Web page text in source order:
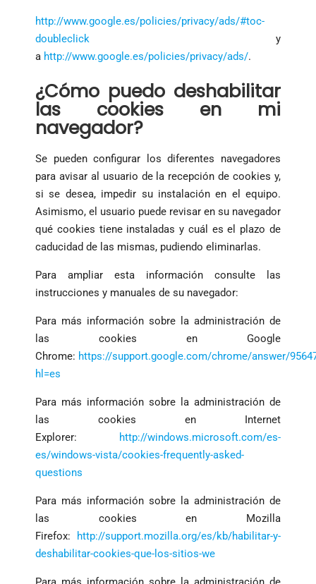
http://www.google.es/policies/privacy/ads/#toc-
doubleclick y
a http://www.google.es/policies/privacy/ads/.
¿Cómo puedo deshabilitar
las cookies en mi
navegador?
Se pueden configurar los diferentes navegadores
para avisar al usuario de la recepción de cookies y,
si se desea, impedir su instalación en el equipo.
Asimismo, el usuario puede revisar en su navegador
qué cookies tiene instaladas y cuál es el plazo de
caducidad de las mismas, pudiendo eliminarlas.
Para ampliar esta información consulte las
instrucciones y manuales de su navegador:
Para más información sobre la administración de
las cookies en Google
Chrome: https://support.google.com/chrome/answer/
hl=es
Para más información sobre la administración de
las cookies en Internet
Explorer:
http://windows.microsoft.com/es-
es/windows-vista/cookies-frequently-asked-
questions
Para más información sobre la administración de
las cookies en Mozilla
Firefox:
http://support.mozilla.org/es/kb/habilitar-y-
deshabilitar-cookies-que-los-sitios-we